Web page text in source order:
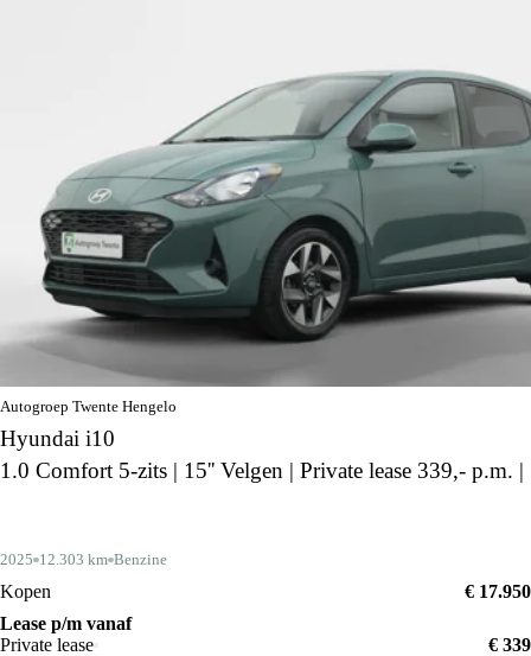
Autogroep Twente Hengelo
Hyundai i10
1.0 Comfort 5-zits | 15'' Velgen | Private lease 339,- p.m. |
2025 12.303 km Benzine
Kopen
€ 17.950
Lease p/m vanaf
Private lease
€ 339